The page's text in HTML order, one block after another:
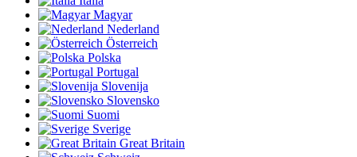
Magyar
Nederland
Österreich
Polska
Portugal
Slovenija
Slovensko
Suomi
Sverige
Great Britain